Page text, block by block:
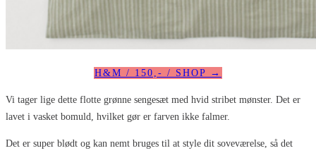
H&M / 150,- / SHOP →
Vi tager lige dette flotte grønne sengesæt med hvid stribet mønster. Det er
lavet i vasket bomuld, hvilket gør er farven ikke falmer.
Det er super blødt og kan nemt bruges til at style dit soveværelse, så det